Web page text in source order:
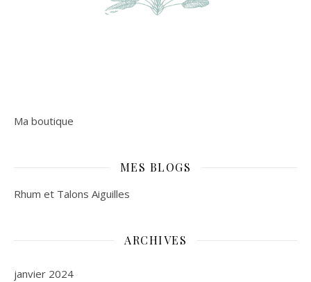
Ma boutique
MES BLOGS
Rhum et Talons Aiguilles
ARCHIVES
janvier 2024